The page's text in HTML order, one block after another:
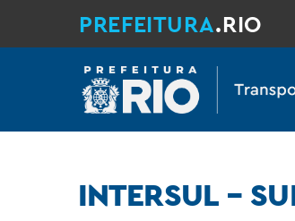
PREFEITURA.RIO
INTERSUL –